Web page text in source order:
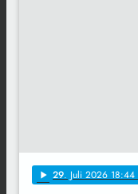
play_arrow 29. Juli 2026 18:44